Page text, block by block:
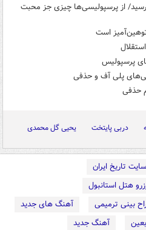
از پرسپولیسی‌ها چیزی جز محبت
است
پرسپولیس
پلی آف و حذفی
حذفی
دربی پایتخت یحیی گل محمدی
سایت تاریخ ایران
هتل استانبول
بینی ترمیمی
آهنگ های جدید
آهنگ جدید